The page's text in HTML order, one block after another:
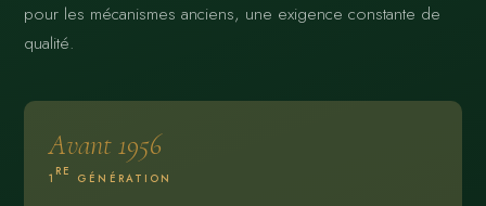
pour les mécanismes anciens, une exigence constante de
qualité.
Avant 1956
1
RE
GÉNÉRATION